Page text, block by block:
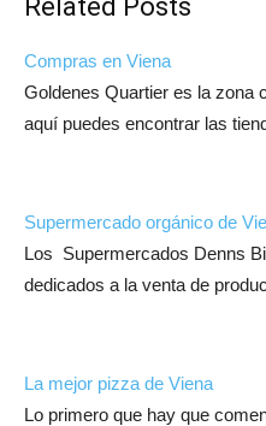
Related Posts
Compras en Viena
Goldenes Quartier es la zona
aquí puedes encontrar las
Supermercado orgánico de
Los Supermercados Denns
dedicados a la venta de
La mejor pizza de Viena
Lo primero que hay que